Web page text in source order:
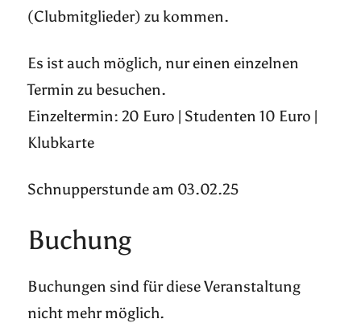
(Clubmitglieder) zu kommen.
Es ist auch möglich, nur einen einzelnen
Termin zu besuchen.
Einzeltermin: 20 Euro | Studenten 10 Euro |
Klubkarte
Schnupperstunde am 03.02.25
Buchung
Buchungen sind für diese Veranstaltung
nicht mehr möglich.